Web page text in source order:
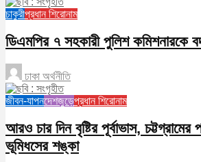
চাকুরীপ্রধান শিরোনাম
ডিএমপির ৭ সহকারী পুলিশ কমিশনারকে
ঢাকা অর্থনীতি
জীবন-যাপনদেশজুড়েপ্রধান শিরোনাম
আরও চার দিন বৃষ্টির পূর্বাভাস, চট্টগ্রামের
ভূমিধসের শঙ্কা